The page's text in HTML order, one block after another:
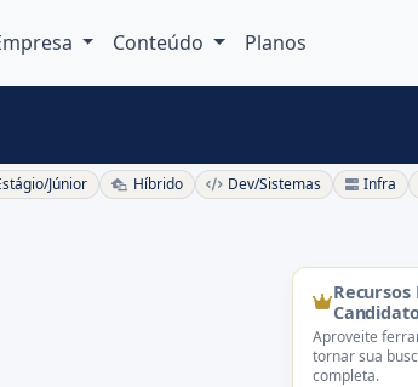
Conteúdo Planos
Júnior Híbrido Dev/Sistemas Infra
Aproveite
tornar sua
completa.